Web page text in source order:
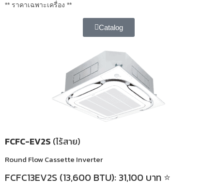
** ราคาเฉพาะเครื่อง **
Catalog
FCFC-EV2S (ไร้สาย)
Round Flow Cassette Inverter
FCFC13EV2S (13,600 BTU): 31,100 บาท ⭐